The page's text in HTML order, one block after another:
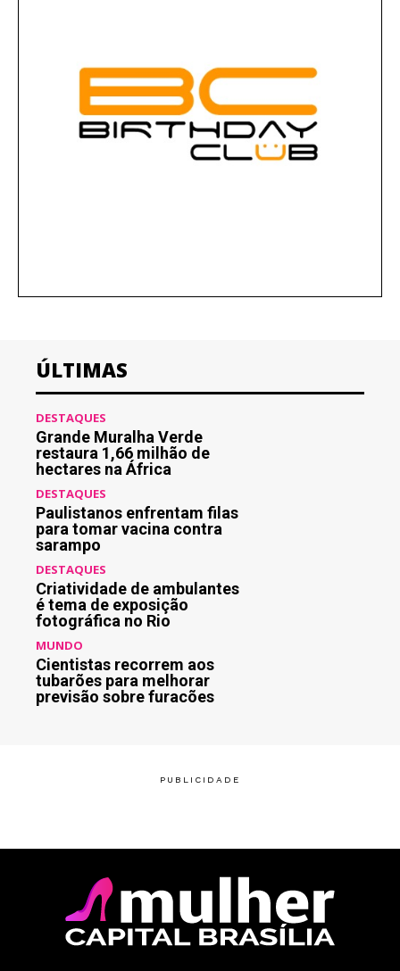
ÚLTIMAS
DESTAQUES
Grande Muralha Verde
restaura 1,66 milhão de
hectares na África
DESTAQUES
Paulistanos enfrentam filas
para tomar vacina contra
sarampo
DESTAQUES
Criatividade de ambulantes
é tema de exposição
fotográfica no Rio
MUNDO
Cientistas recorrem aos
tubarões para melhorar
previsão sobre furacões